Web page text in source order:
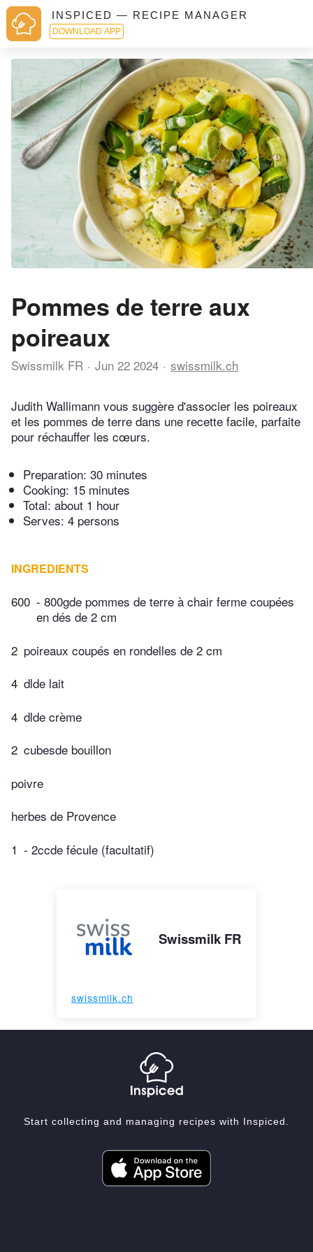
INSPICED — RECIPE MANAGER
DOWNLOAD APP
Pommes de terre aux
poireaux
Swissmilk FR Jun 22 2024 swissmilk.ch
Judith Wallimann vous suggère d'associer les poireaux
et les pommes de terre dans une recette facile, parfaite
pour réchauffer les cœurs.
Preparation: 30 minutes
Cooking: 15 minutes
Total: about 1 hour
Serves: 4 persons
INGREDIENTS
600 - 800gde pommes de terre à chair ferme coupées
en dés de 2 cm
2 poireaux coupés en rondelles de 2 cm
4 dlde lait
4 dlde crème
2 cubesde bouillon
poivre
herbes de Provence
1 - 2ccde fécule (facultatif)
Swissmilk FR
swissmilk.ch
Start collecting and managing recipes with Inspiced.